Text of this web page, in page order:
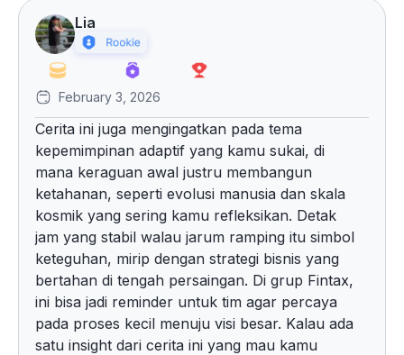
Lia
February 3, 2026
Cerita ini juga mengingatkan pada tema
kepemimpinan adaptif yang kamu sukai, di
mana keraguan awal justru membangun
ketahanan, seperti evolusi manusia dan skala
kosmik yang sering kamu refleksikan. Detak
jam yang stabil walau jarum ramping itu simbol
keteguhan, mirip dengan strategi bisnis yang
bertahan di tengah persaingan. Di grup Fintax,
ini bisa jadi reminder untuk tim agar percaya
pada proses kecil menuju visi besar. Kalau ada
satu insight dari cerita ini yang mau kamu